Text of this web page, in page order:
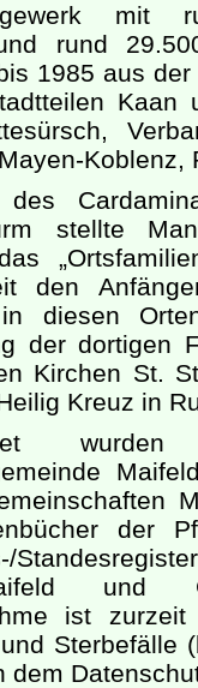
mit
rund
1985 aus
Kaan
Koblenz,
stellte
den
in diesen
der dortigen
Kirchen St.
Kreuz in
der
und
ist
Sterbefälle
dem